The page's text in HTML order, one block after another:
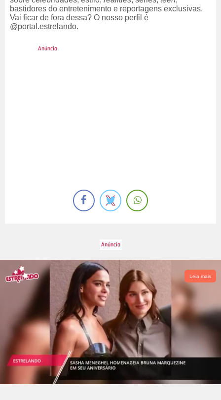
bastidores do entretenimento e reportagens exclusivas.
Vai ficar de fora dessa? O nosso perfil é
@portal.estrelando.
Leia mais